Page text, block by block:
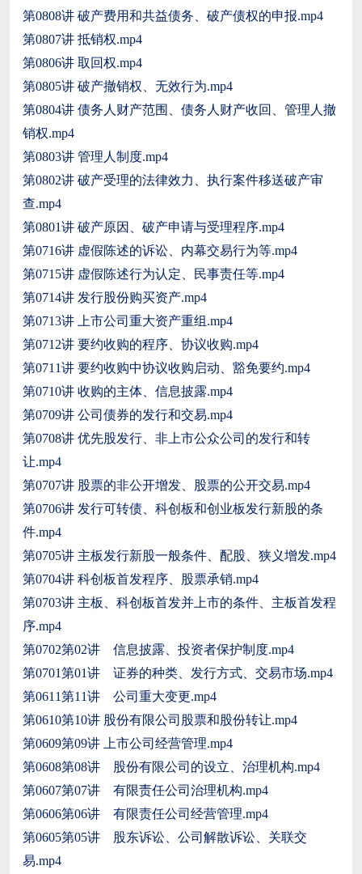
第0808讲 破产费用和共益债务、破产债权的申报.mp4
第0807讲 抵销权.mp4
第0806讲 取回权.mp4
第0805讲 破产撤销权、无效行为.mp4
第0804讲 债务人财产范围、债务人财产收回、管理人撤
销权.mp4
第0803讲 管理人制度.mp4
第0802讲 破产受理的法律效力、执行案件移送破产审
查.mp4
第0801讲 破产原因、破产申请与受理程序.mp4
第0716讲 虚假陈述的诉讼、内幕交易行为等.mp4
第0715讲 虚假陈述行为认定、民事责任等.mp4
第0714讲 发行股份购买资产.mp4
第0713讲 上市公司重大资产重组.mp4
第0712讲 要约收购的程序、协议收购.mp4
第0711讲 要约收购中协议收购启动、豁免要约.mp4
第0710讲 收购的主体、信息披露.mp4
第0709讲 公司债券的发行和交易.mp4
第0708讲 优先股发行、非上市公众公司的发行和转
让.mp4
第0707讲 股票的非公开增发、股票的公开交易.mp4
第0706讲 发行可转债、科创板和创业板发行新股的条
件.mp4
第0705讲 主板发行新股一般条件、配股、狭义增发.mp4
第0704讲 科创板首发程序、股票承销.mp4
第0703讲 主板、科创板首发并上市的条件、主板首发程
序.mp4
第0702第02讲 信息披露、投资者保护制度.mp4
第0701第01讲 证券的种类、发行方式、交易市场.mp4
第0611第11讲 公司重大变更.mp4
第0610第10讲 股份有限公司股票和股份转让.mp4
第0609第09讲 上市公司经营管理.mp4
第0608第08讲 股份有限公司的设立、治理机构.mp4
第0607第07讲 有限责任公司治理机构.mp4
第0606第06讲 有限责任公司经营管理.mp4
第0605第05讲 股东诉讼、公司解散诉讼、关联交
易.mp4